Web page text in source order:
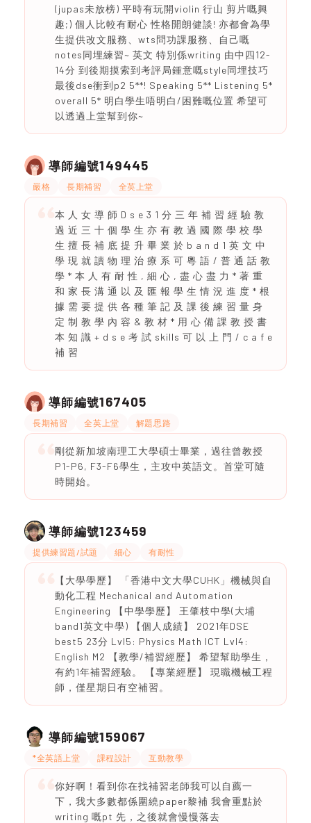
(jupas未放榜) 平時有玩開violin 行山 剪片嘅興
趣;) 個人比較有耐心 性格開朗健談! 亦都會為學
生提供改文服務、wts問功課服務、自己嘅
notes同埋練習~ 英文 特別係writing 由中四12-
14分 到後期摸索到考評局鍾意嘅style同埋技巧
最後dse衝到p2 5**! Speaking 5** Listening 5*
overall 5* 明白學生唔明白/困難嘅位置 希望可
以透過上堂幫到你~
導師編號149445
嚴格 長期補習 全英上堂
本 ⼈ 女 導 師 D s e 3 1 分 三 年 補 習 經 驗 教
過 近 三 ⼗ 個 學 ⽣ 亦 有 教 過 國 際 學 校 學
⽣ 擅 長 補 底 提 升 畢 業 於 b a n d 1 英 ⽂ 中
學 現 就 讀 物 理 治 療 系 可 粵 語 / 普 通 話 教
學 * 本 ⼈ 有 耐 性 , 細 ⼼ , 盡 ⼼ 盡 ⼒ * 著 重
和 家 長 溝 通 以 及 匯 報 學 ⽣ 情 況 進 度 * 根
據 需 要 提 供 各 種 筆 記 及 課 後 練 習 量 ⾝
定 制 教 學 內 容 & 教 材 * ⽤ ⼼ 備 課 教 授 書
本 知 識 + d s e 考 試 skills 可 以 上 ⾨ / c a f e
補 習
導師編號167405
長期補習 全英上堂 解題思路
剛從新加坡南理工大學碩士畢業，過往曾教授
P1-P6, F3-F6學生，主攻中英語文。首堂可隨
時開始。
導師編號123459
提供練習題/試題 細心 有耐性
【大學學歷】 「香港中文大學CUHK」機械與自
動化工程 Mechanical and Automation
Engineering 【中學學歷】 王肇枝中學(大埔
band1英文中學) 【個人成績】 2021年DSE
best5 23分 Lvl5: Physics Math ICT Lvl4:
English M2 【教學/補習經歷】 希望幫助學生，
有約1年補習經驗。 【專業經歷】 現職機械工程
師，僅星期日有空補習。
導師編號159067
*全英語上堂 課程設計 互動教學
你好啊！看到你在找補習老師我可以自薦一
下，我大多數都係圍繞paper黎補 我會重點於
writing 嘅pt 先，之後就會慢慢落去